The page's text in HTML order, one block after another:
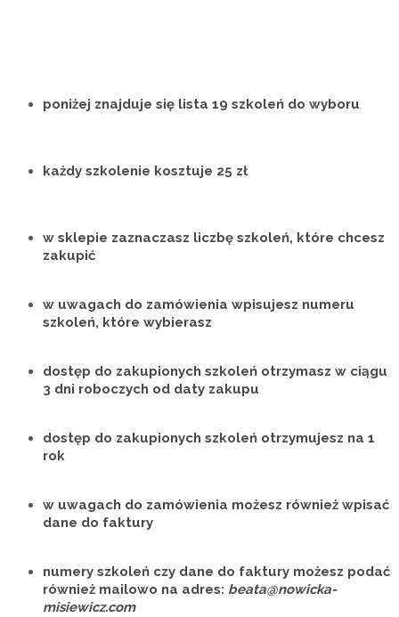
poniżej znajduje się lista 19 szkoleń do wyboru
każdy szkolenie kosztuje 25 zł
w sklepie zaznaczasz liczbę szkoleń, które chcesz
zakupić
w uwagach do zamówienia wpisujesz numeru
szkoleń, które wybierasz
dostęp do zakupionych szkoleń otrzymasz w ciągu
3 dni roboczych od daty zakupu
dostęp do zakupionych szkoleń otrzymujesz na 1
rok
w uwagach do zamówienia możesz również wpisać
dane do faktury
numery szkoleń czy dane do faktury możesz podać
również mailowo na adres: beata@nowicka-
misiewicz.com